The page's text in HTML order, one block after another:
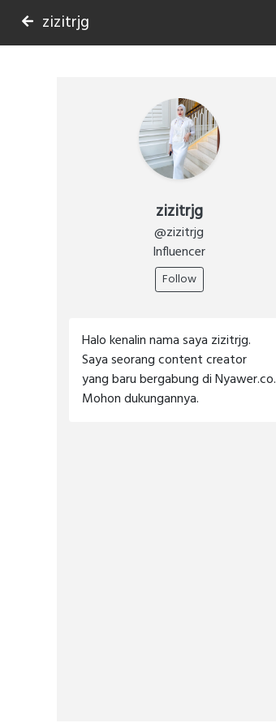
zizitrjg
zizitrjg
@zizitrjg
Influencer
Follow
Halo kenalin nama saya zizitrjg.
Saya seorang content creator
yang baru bergabung di Nyawer.co.
Mohon dukungannya.